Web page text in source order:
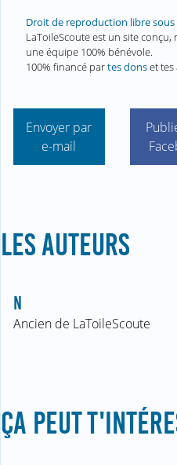
Droit de reproduction libre
LaToileScoute est un site
une équipe 100% bénévole.
100% financé partes donset tes
Envoyer par
e-mail
LES AUTEURS
N
Ancien de LaToileScoute
ÇA PEUT